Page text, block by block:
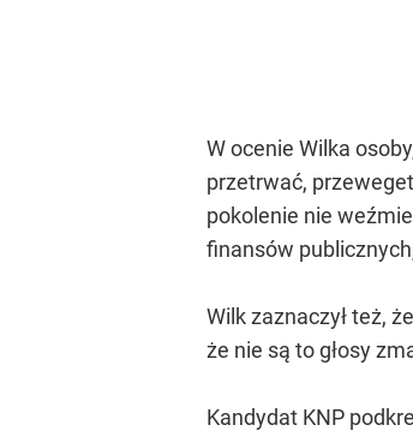
W ocenie Wilka
przetrwać,
pokolenie nie
finansów
Wilk zaznaczył też,
że nie są to głosy
Kandydat KNP